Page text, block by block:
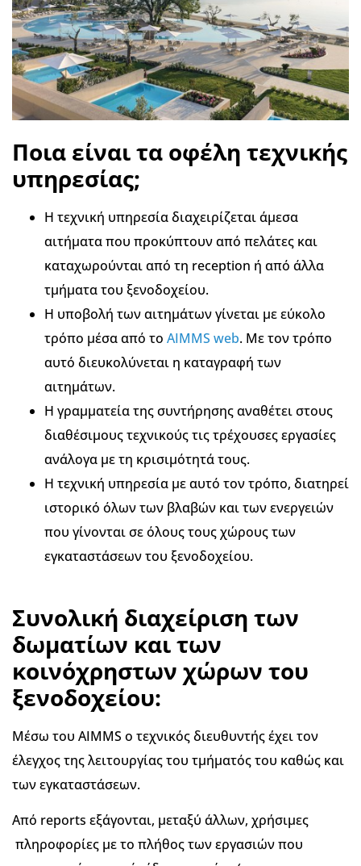
Ποια είναι τα οφέλη τεχνικής
υπηρεσίας;
Η τεχνική υπηρεσία διαχειρίζεται άμεσα
αιτήματα που προκύπτουν από πελάτες και
καταχωρούνται από τη reception ή από άλλα
τμήματα του ξενοδοχείου.
Η υποβολή των αιτημάτων γίνεται με εύκολο
τρόπο μέσα από το AIMMS web. Με τον τρόπο
αυτό διευκολύνεται η καταγραφή των
αιτημάτων.
Η γραμματεία της συντήρησης αναθέτει στους
διαθέσιμους τεχνικούς τις τρέχουσες εργασίες
ανάλογα με τη κρισιμότητά τους.
Η τεχνική υπηρεσία με αυτό τον τρόπο, διατηρεί
ιστορικό όλων των βλαβών και των ενεργειών
που γίνονται σε όλους τους χώρους των
εγκαταστάσεων του ξενοδοχείου.
Συνολική διαχείριση των
δωματίων και των
κοινόχρηστων χώρων του
ξενοδοχείου:
Μέσω του AIMMS ο τεχνικός διευθυντής έχει τον
έλεγχος της λειτουργίας του τμήματός του καθώς και
των εγκαταστάσεων.
Από reports εξάγονται, μεταξύ άλλων, χρήσιμες
πληροφορίες με το πλήθος των εργασιών που